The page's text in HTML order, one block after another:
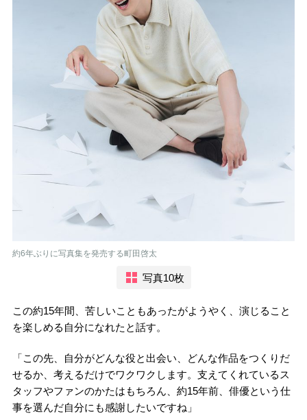
約6年ぶりに写真集を発売する町田啓太
写真10枚
この約15年間、苦しいこともあったがようやく、演じること
を楽しめる自分になれたと話す。
「この先、自分がどんな役と出会い、どんな作品をつくりだ
せるか、考えるだけでワクワクします。支えてくれているス
タッフやファンのかたはもちろん、約15年前、俳優という仕
事を選んだ自分にも感謝したいですね」